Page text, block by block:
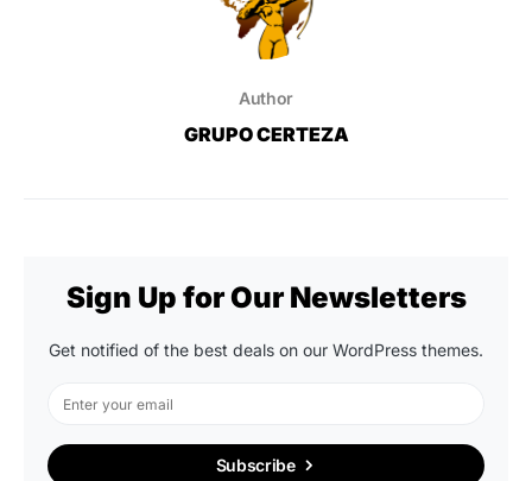
Author
GRUPO CERTEZA
Sign Up for Our Newsletters
Get notified of the best deals on our WordPress themes.
Subscribe